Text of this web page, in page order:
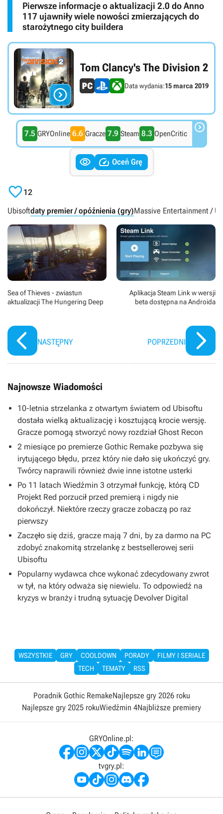
Pierwsze informacje o aktualizacji 2.0 do Anno
117 ujawniły wiele nowości zmierzających do
starożytnego city buildera

Tom Clancy's The Division 2
Data wydania:15 marca 2019
7.5 GRYOnline 6.6 Gracze 7.9 Steam 8.3 OpenCritic 
  Oceń Grę
12
Ubisoftdaty premier / opóźnienia (gry)Massive Entertainment /
Sea of Thieves - zwiastun
aktualizacji The Hungering Deep
NASTĘPNY
Aplikacja Steam Link w wersji
beta dostępna na Androida
POPRZEDNI
Najnowsze Wiadomości
10-letnia strzelanka z otwartym światem od Ubisoftu
dostała wielką aktualizację i kosztującą krocie wersję.
Gracze pomogą stworzyć nowy rozdział Ghost Recon
2 miesiące po premierze Gothic Remake pozbywa się
irytującego błędu, przez który nie dało się ukończyć gry.
Twórcy naprawili również dwie inne istotne usterki
Po 11 latach Wiedźmin 3 otrzymał funkcję, którą CD
Projekt Red porzucił przed premierą i nigdy nie
dokończył. Niektóre rzeczy gracze zobaczą po raz
pierwszy
Zaczęło się dziś, gracze mają 7 dni, by za darmo na PC
zdobyć znakomitą strzelankę z bestsellerowej serii
Ubisoftu
Popularny wydawca chce wykonać zdecydowany zwrot
w tył, na który odważa się niewielu. To odpowiedź na
kryzys w branży i trudną sytuację Devolver Digital
WSZYSTKIE GRY COOLDOWN PORADY
FILMY I SERIALE
TECH
TEMATY RSS
Poradnik Gothic RemakeNajlepsze gry 2026 roku
Najlepsze gry 2025 rokuWiedźmin 4Najbliższe premiery
GRYOnline.pl:
tvgry.pl: